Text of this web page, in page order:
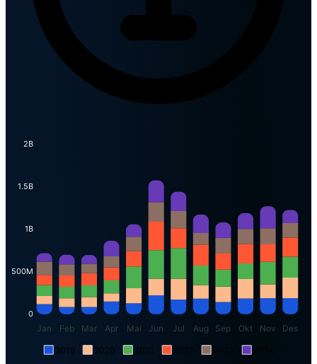
2019 2020 2021 2022
2B
1.5B
1B
500M
0
Jan Feb Mar Apr Mai Jun Jul Aug Sep Okt Nov Des